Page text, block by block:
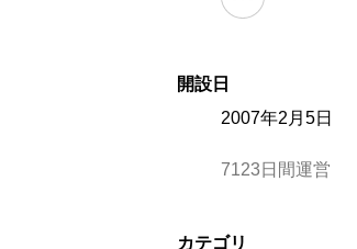
開設日
2007年2月5日
7123日間運営
カテゴリ